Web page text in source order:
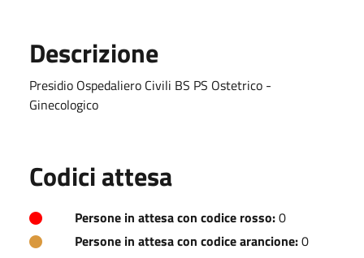
Descrizione
Presidio Ospedaliero Civili BS PS Ostetrico -
Ginecologico
Codici attesa
Persone in attesa con codice rosso:0
Persone in attesa con codice arancione:0